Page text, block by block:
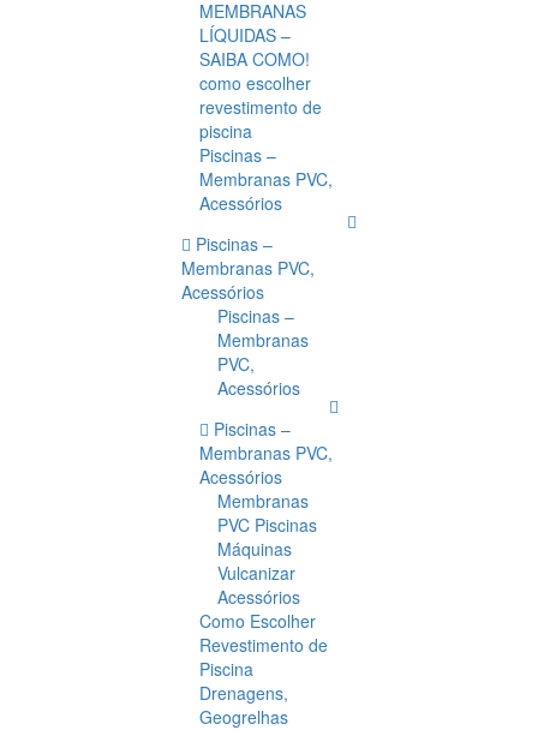
MEMBRANAS
LÍQUIDAS –
SAIBA COMO!
como escolher
revestimento de
piscina
Piscinas –
Membranas PVC,
Acessórios
Piscinas –
Membranas PVC,
Acessórios
Piscinas –
Membranas
PVC,
Acessórios
Piscinas –
Membranas PVC,
Acessórios
Membranas
PVC Piscinas
Máquinas
Vulcanizar
Acessórios
Como Escolher
Revestimento de
Piscina
Drenagens,
Geogrelhas